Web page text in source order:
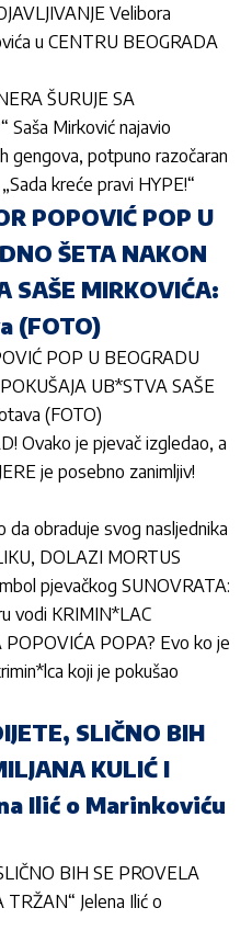
IVANJE Velibora
u CENTRU BEOGRADA
ŠURUJE SA
Saša Mirković najavio
gengova, potpuno razočaran
kreće pravi HYPE!“
POPOVIĆ POP U
ŠETA NAKON
SAŠE MIRKOVIĆA:
(FOTO)
POP U BEOGRADU
UB*STVA SAŠE
(FOTO)
Ovako je pjevač izgledao, a
je posebno zanimljiv!
da obraduje svog nasljednika
DOLAZI MORTUS
pjevačkog SUNOVRATA:
vodi KRIMIN*LAC
POPA? Evo ko je
koji je pokušao
SLIČNO BIH
KULIĆ I
Ilić o Marinkoviću
BIH SE PROVELA
TRŽAN“ Jelena Ilić o